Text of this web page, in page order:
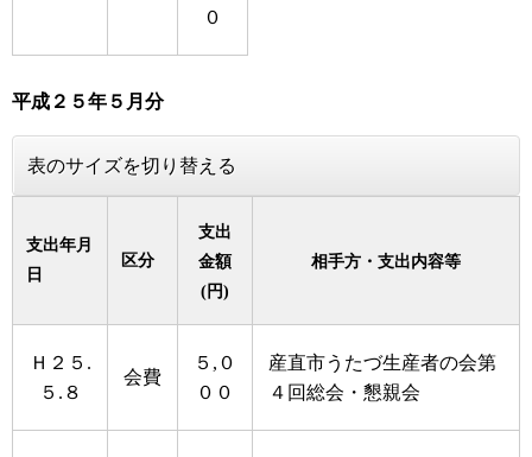
０
平成２５年５月分
表のサイズを切り替える
支出年月
日
区分
支出
金額
(円)
相手方・支出内容等
Ｈ２５.
５.８
会費
５,０
００
産直市うたづ生産者の会第
４回総会・懇親会